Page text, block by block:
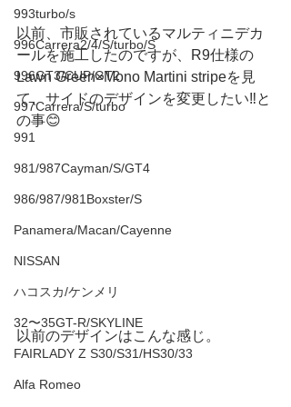
993turbo/s
996Carrera2/4/S/turbo/S
996GT3/CUP/GT2
997Carrera/S/turbo
991
981/987Cayman/S/GT4
986/987/981Boxster/S
Panamera/Macan/Cayenne
NISSAN
ハコスカ/ケンメリ
32〜35GT-R/SKYLINE
FAIRLADY Z S30/S31/HS30/33
Alfa Romeo
以前、市販されているマルティニデカ
ールを施工したのですが、R9仕様の
Lawn Green×Mono Martini stripeを見
て、サイドのデザインを変更したい‼️と
の事😊
以前のデザインはこんな感じ。